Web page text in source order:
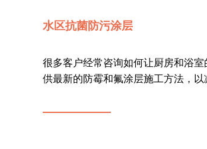
水区抗菌防污涂层
很多客户经常咨询如何让厨房和浴
供最新的防霉和氟涂层施工方法，以